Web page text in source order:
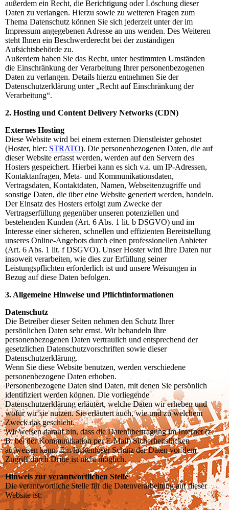
außerdem ein Recht, die Berichtigung oder Löschung dieser
Daten zu verlangen. Hierzu sowie zu weiteren Fragen zum
Thema Datenschutz können Sie sich jederzeit unter der im
Impressum angegebenen Adresse an uns wenden. Des Weiteren
steht Ihnen ein Beschwerderecht bei der zuständigen
Aufsichtsbehörde zu.
Außerdem haben Sie das Recht, unter bestimmten Umständen
die Einschränkung der Verarbeitung Ihrer personenbezogenen
Daten zu verlangen. Details hierzu entnehmen Sie der
Datenschutzerklärung unter „Recht auf Einschränkung der
Verarbeitung“.
2. Hosting und Content Delivery Networks (CDN)
Externes Hosting
Diese Website wird bei einem externen Dienstleister gehostet
(Hoster, hier: STRATO). Die personenbezogenen Daten, die auf
dieser Website erfasst werden, werden auf den Servern des
Hosters gespeichert. Hierbei kann es sich v.a. um IP-Adressen,
Kontaktanfragen, Meta- und Kommunikationsdaten,
Vertragsdaten, Kontaktdaten, Namen, Webseitenzugriffe und
sonstige Daten, die über eine Website generiert werden, handeln.
Der Einsatz des Hosters erfolgt zum Zwecke der
Vertragserfüllung gegenüber unseren potenziellen und
bestehenden Kunden (Art. 6 Abs. 1 lit. b DSGVO) und im
Interesse einer sicheren, schnellen und effizienten Bereitstellung
unseres Online-Angebots durch einen professionellen Anbieter
(Art. 6 Abs. 1 lit. f DSGVO). Unser Hoster wird Ihre Daten nur
insoweit verarbeiten, wie dies zur Erfüllung seiner
Leistungspflichten erforderlich ist und unsere Weisungen in
Bezug auf diese Daten befolgen.
3. Allgemeine Hinweise und Pflichtinformationen
Datenschutz
Die Betreiber dieser Seiten nehmen den Schutz Ihrer
persönlichen Daten sehr ernst. Wir behandeln Ihre
personenbezogenen Daten vertraulich und entsprechend der
gesetzlichen Datenschutzvorschriften sowie dieser
Datenschutzerklärung.
Wenn Sie diese Website benutzen, werden verschiedene
personenbezogene Daten erhoben.
Personenbezogene Daten sind Daten, mit denen Sie persönlich
identifiziert werden können. Die vorliegende
Datenschutzerklärung erläutert, welche Daten wir erheben und
wofür wir sie nutzen. Sie erläutert auch, wie und zu welchem
Zweck das geschieht.
Wir weisen darauf hin, dass die Datenübertragung im Internet (z.
B. bei der Kommunikation per E-Mail) Sicherheitslücken
aufweisen kann. Ein lückenloser Schutz der Daten vor dem
Zugriff durch Dritte ist nicht möglich.
Hinweis zur verantwortlichen Stelle
Die verantwortliche Stelle für die Datenverarbeitung auf dieser
Website ist: